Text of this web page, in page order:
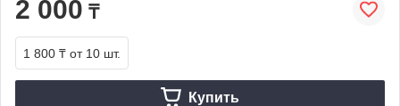
2 000 ₸
1 800 ₸ от 10 шт.
Купить